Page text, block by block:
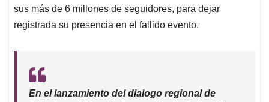
sus más de 6 millones de seguidores, para dejar
registrada su presencia en el fallido evento.
En el lanzamiento del dialogo regional de